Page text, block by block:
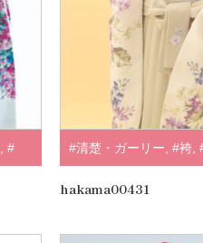
# #清楚・ガーリー #袴
すみ・淡色系,
hakama00431